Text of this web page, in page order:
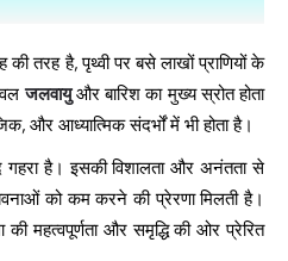
तरह है, पृथ्वी पर बसे लाखों प्राणियों के
जलवायुऔर बारिश का मुख्य स्रोत होता
और आध्यात्मिक संदर्भों में भी होता है।
गहरा है। इसकी विशालता और अनंतता से
को कम करने की प्रेरणा मिलती है।
महत्वपूर्णता और समृद्धि की ओर प्रेरित